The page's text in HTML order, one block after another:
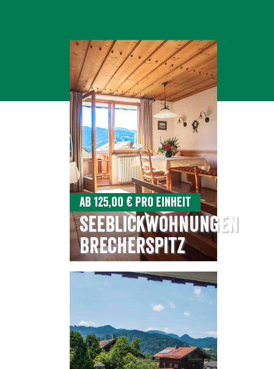
Ab 125,00 € pro Einheit
Seeblickwohnungen
Brecherspitz